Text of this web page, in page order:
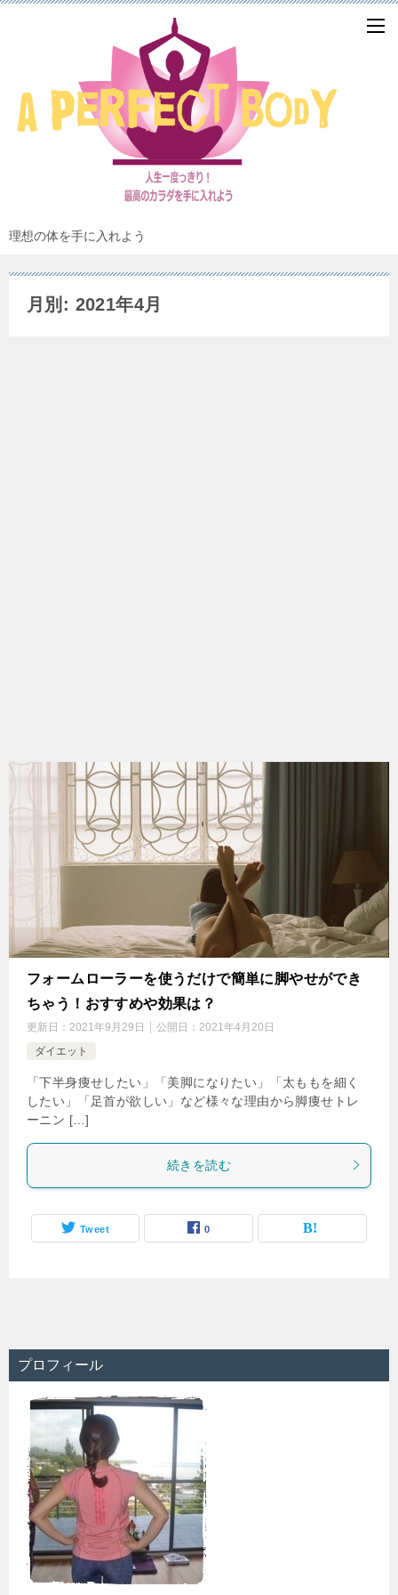
理想の体を手に入れよう
月別: 2021年4月
フォームローラーを使うだけで簡単に脚やせができ
ちゃう！おすすめや効果は？
更新日： 2021年9月29日 公開日： 2021年4月20日
ダイエット
「下半身痩せしたい」「美脚になりたい」「太ももを細く
したい」「足首が欲しい」など様々な理由から脚痩せトレ
ーニン […]
続きを読む
Tweet 0
プロフィール